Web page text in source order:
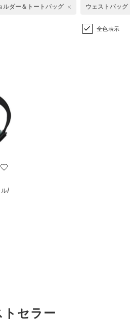
ルダー＆トートバッグ ウェストバッグ
全色表示
/
トセラー